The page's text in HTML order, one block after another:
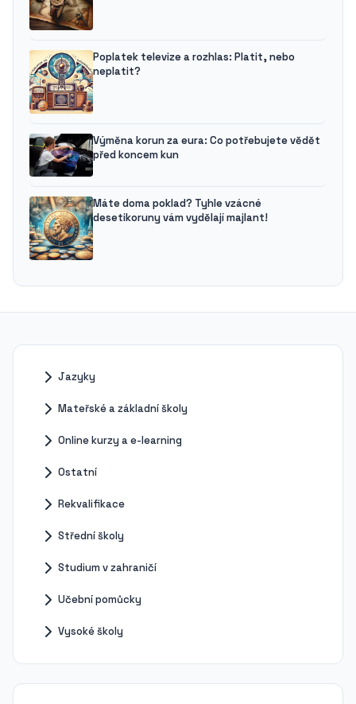
Poplatek televize a rozhlas: Platit, nebo
neplatit?
Výměna korun za eura: Co potřebujete vědět
před koncem kun
Máte doma poklad? Tyhle vzácné
desetikoruny vám vydělají majlant!
Jazyky
Mateřské a základní školy
Online kurzy a e-learning
Ostatní
Rekvalifikace
Střední školy
Studium v zahraničí
Učební pomůcky
Vysoké školy